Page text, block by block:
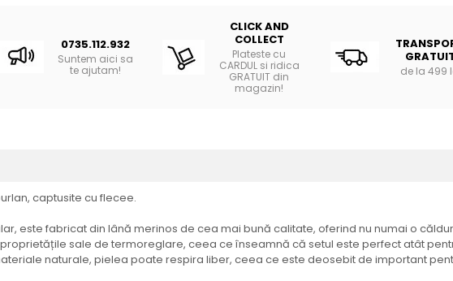
0735.112.932
Suntem aici sa
te ajutam!
CLICK AND
COLLECT
Plateste cu
CARDUL si ridica
GRATUIT din
magazin!
de la 499
captusite cu flecee.
este fabricat din lână merinos de cea mai bună calitate, oferind nu numai o
sale de termoreglare, ceea ce înseamnă că setul este perfect atât
naturale, pielea poate respira liber, ceea ce este deosebit de important